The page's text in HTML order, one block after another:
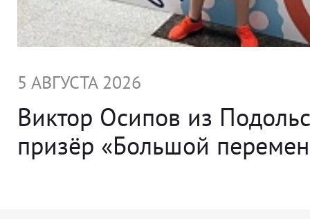
5 АВГУСТА 2026
Виктор Осипов из
призёр «Большой